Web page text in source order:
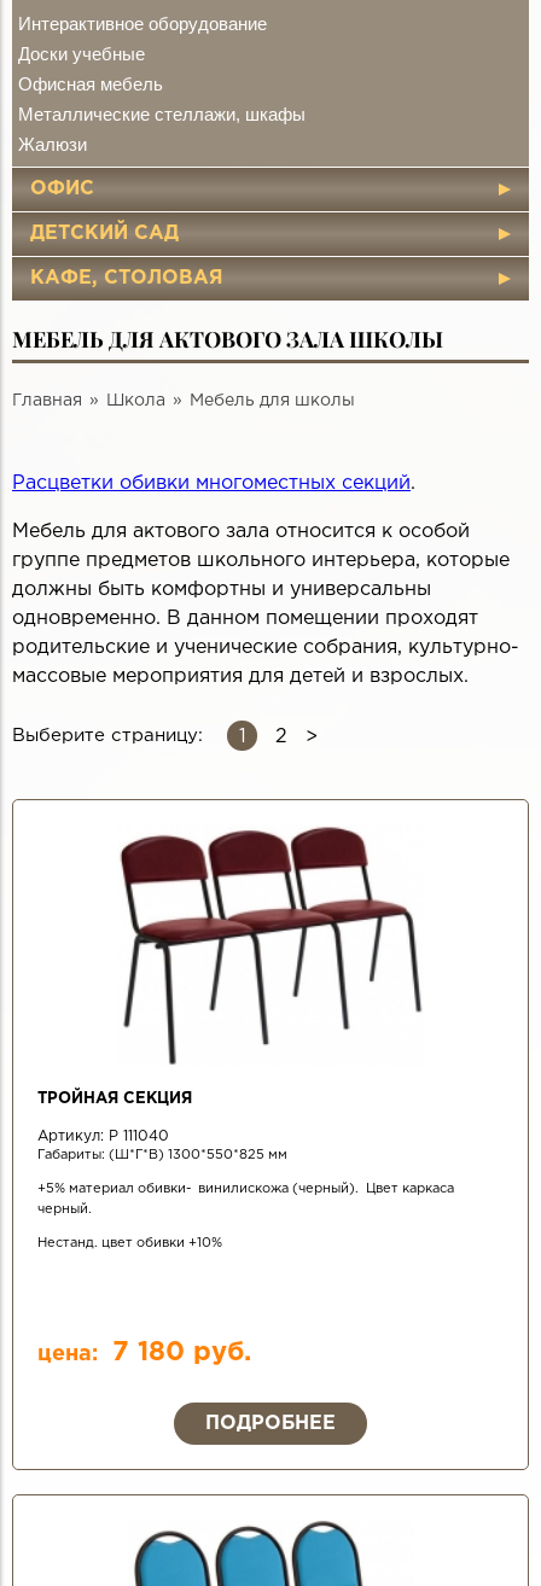
Интерактивное оборудование
Доски учебные
Офисная мебель
Металлические стеллажи, шкафы
Жалюзи
ОФИС
ДЕТСКИЙ САД
КАФЕ, СТОЛОВАЯ
МЕБЕЛЬ ДЛЯ АКТОВОГО ЗАЛА ШКОЛЫ
Главная Школа Мебель для школы
Расцветки обивки многоместных секций.
Мебель для актового зала относится к особой
группе предметов школьного интерьера, которые
должны быть комфортны и универсальны
одновременно. В данном помещении проходят
родительские и ученические собрания, культурно-
массовые мероприятия для детей и взрослых.
Выберите страницу:
СТРАНИЦЫ
1 2
ТРОЙНАЯ СЕКЦИЯ
Артикул: Р 111040
Габариты: (Ш*Г*В) 1300*550*825 мм
+5% материал обивки- винилискожа (черный). Цвет каркаса
черный.
Нестанд. цвет обивки +10%
цена: 7 180 руб.
ПОДРОБНЕЕ